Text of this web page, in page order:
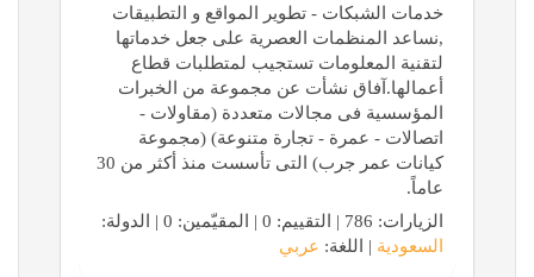
خدمات الشبكات - تطوير المواقع و التطبيقات
,نساعد المنظمات العصرية على جعل خدماتها
لتقنية المعلومات تستجيب لمتطلبات قطاع
أعمالها.آفاق نشأت عن مجموعة من الخبرات
المؤسسية فى مجالات متعددة (مقاولات -
اتصالات - عمرة - تجارة متنوعة) (مجموعة
كيانات عمر جرب) التى تأسست منذ أكثر من 30
عاماً.
الزيارات: 786 | التقييم: 0 | المقيّمين: 0 | الدولة:
السعودية | اللغة: عربي